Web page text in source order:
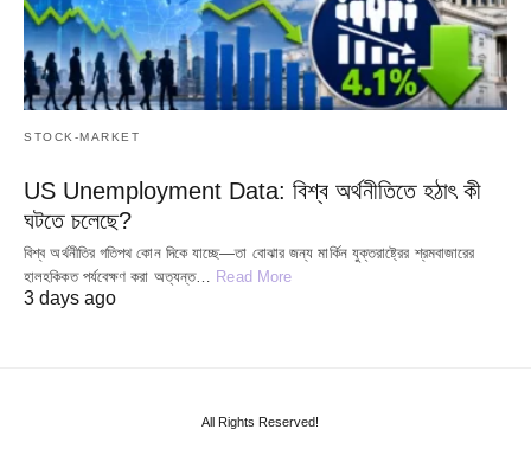
STOCK-MARKET
US Unemployment Data: বিশ্ব অর্থনীতিতে হঠাৎ কী
ঘটতে চলেছে?
বিশ্ব অর্থনীতির গতিপথ কোন দিকে যাচ্ছে—তা বোঝার জন্য মার্কিন যুক্তরাষ্ট্রের শ্রমবাজারের
হালহকিকত পর্যবেক্ষণ করা অত্যন্ত… Read More
3 days ago
All Rights Reserved!